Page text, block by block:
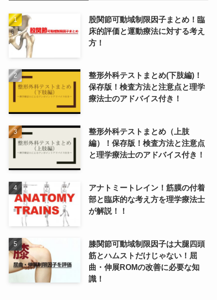
股関節可動域制限因子まとめ！臨
床的評価と運動療法に対する考え
方！
整形外科テストまとめ(下肢編)！
保存版！検査方法と注意点と理学
療法士のアドバイス付き！
整形外科テストまとめ（上肢
編）！保存版！検査方法と注意点
と理学療法士のアドバイス付き！
アナトミートレイン！筋膜の付着
部と臨床的な考え方を理学療法士
が解説！！
膝関節可動域制限因子は大腿四頭
筋とハムストだけじゃない！屈
曲・伸展ROMの改善に必要な知
識！